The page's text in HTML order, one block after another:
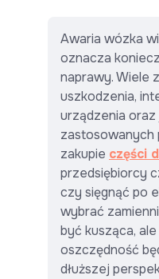
Awaria wózka
oznacza
naprawy. Wiele
uszkodzenia,
urządzenia oraz
zastosowanych
zakupie części
przedsiębiorcy
czy sięgnąć po
wybrać
być kusząca,
oszczędność
dłuższej